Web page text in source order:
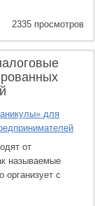
2335 просмотров
от
называемые
организует с